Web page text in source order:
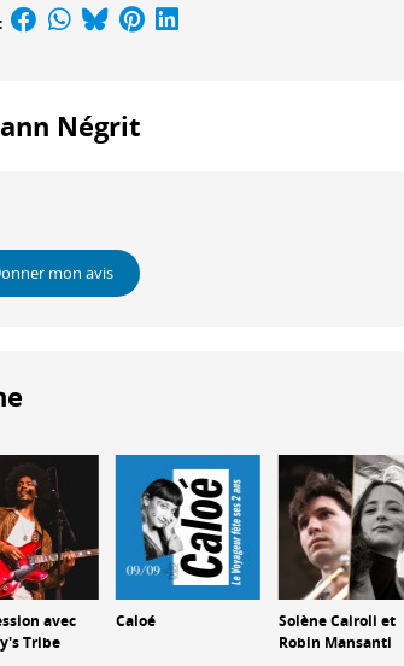
Négrit
mon avis
avec
Tribe
Caloé
Solène Cairoli et
Robin Mansanti